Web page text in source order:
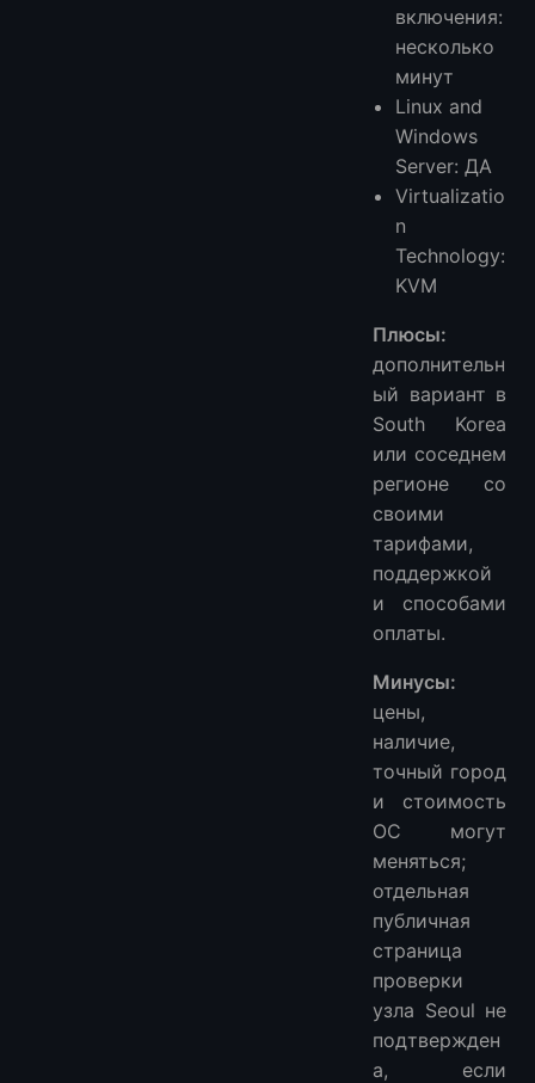
включения:
несколько
минут
Linux and
Windows
Server: ДА
Virtualizatio
n
Technology:
KVM
Плюсы:
дополнительн
ый вариант в
South Korea
или соседнем
регионе со
своими
тарифами,
поддержкой
и способами
оплаты.
Минусы:
цены,
наличие,
точный город
и стоимость
ОС могут
меняться;
отдельная
публичная
страница
проверки
узла Seoul не
подтвержден
а, если